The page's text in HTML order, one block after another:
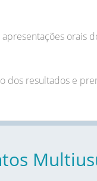
orais
dos resultados e